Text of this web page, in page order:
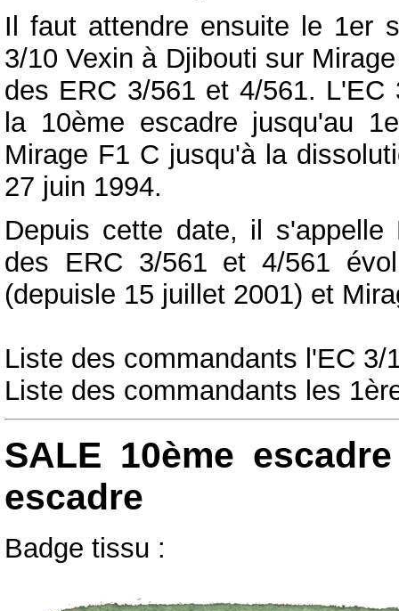
Il faut attendre ensuite le 1er
3/10 Vexin à Djibouti sur
des ERC 3/561 et 4/561.
la 10ème escadre jusqu'au
Mirage F1 C jusqu'à la
27 juin 1994.
Depuis cette date, il
des ERC 3/561 et 4/561
(depuisle 15 juillet 2001) et
Liste des commandants l'EC 3/
Liste des commandants les
SALE 10ème
escadre
Badge tissu :